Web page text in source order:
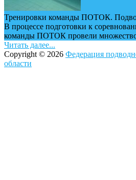
Тренировки команды ПОТОК.
В процессе подготовки к
команды ПОТОК провели
Читать далее...
Copyright © 2026 Федерация
области